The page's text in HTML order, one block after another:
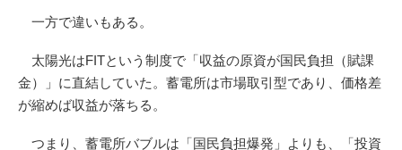
一方で違いもある。
太陽光はFITという制度で「収益の原資が国民負担（賦課
金）」に直結していた。蓄電所は市場取引型であり、価格差
が縮めば収益が落ちる。
つまり、蓄電所バブルは「国民負担爆発」よりも、「投資